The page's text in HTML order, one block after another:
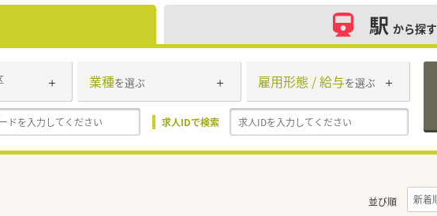
駅 から探す
業種を選ぶ 雇用形態 / 給与を選ぶ
求人IDで検索
並び順